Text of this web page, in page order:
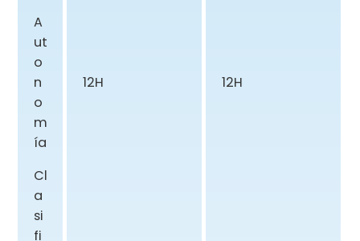
A
ut
o
n
o
m
ía
12H 12H
Cl
a
si
fi